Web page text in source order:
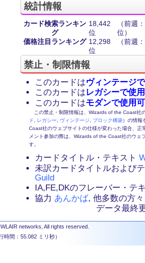
統計情報
カード検索ランキン
グ
18,442
位
（前週
位）
価格注目ランキング 12,298
位
（前週
禁止・制限情報
このカードはヴィンテージ
このカードはレガシーで使
このカードはモダンで使用
この禁止・制限情報は、Wizards of the Coast社
ド
レガシー ヴィンテージ ブロック構築）の情報
Coast社のウェブサイトの仕様が変わった場合、
メント参加の際は、Wizards of the Coast社のウェ
す。
カードタイトル・テキスト
未訳カードタイトルおよび
Guild
IA,FE,DKのフレーバー・テ
協力 あんかば, 他多数の方々
データ最終
networks, All rights reserved.
時間：55.082 ミリ秒）